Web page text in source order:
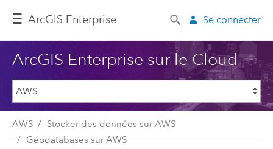
ArcGIS Enterprise Se connecter
ArcGIS Enterprise sur le Cloud
AWS
Stocker des données sur AWS
Géodatabases sur AWS